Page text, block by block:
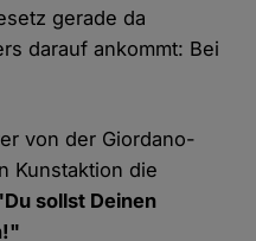
gerade da
darauf ankommt: Bei
von der Giordano-
Kunstaktion die
sollst Deinen